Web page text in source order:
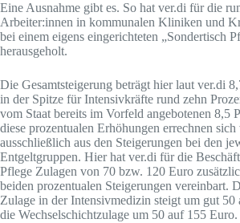
Eine Ausnahme gibt es. So hat ver.di für die
Arbeiter:innen in kommunalen Kliniken und
bei einem eigens eingerichteten „Sondertisch
herausgeholt.
Die Gesamtsteigerung beträgt hier laut ver.di
in der Spitze für Intensivkräfte rund zehn
vom Staat bereits im Vorfeld angebotenen 8,5
diese prozentualen Erhöhungen errechnen
ausschließlich aus den Steigerungen bei den
Entgeltgruppen. Hier hat ver.di für die
Pflege Zulagen von 70 bzw. 120 Euro
beiden prozentualen Steigerungen vereinbart.
Zulage in der Intensivmedizin steigt um gut 50
die Wechselschichtzulage um 50 auf 155 Euro.